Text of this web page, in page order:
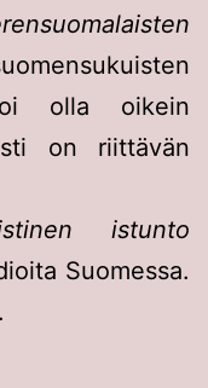
olla oikein
on riittävän
istunto
Suomessa.